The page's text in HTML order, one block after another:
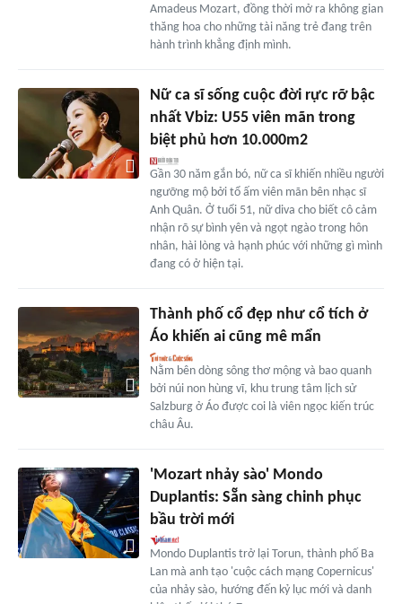
Amadeus Mozart, đồng thời mở ra không gian
thăng hoa cho những tài năng trẻ đang trên
hành trình khẳng định mình.
Nữ ca sĩ sống cuộc đời rực rỡ bậc
nhất Vbiz: U55 viên mãn trong
biệt phủ hơn 10.000m2
Gần 30 năm gắn bó, nữ ca sĩ khiến nhiều người
ngưỡng mộ bởi tổ ấm viên mãn bên nhạc sĩ
Anh Quân. Ở tuổi 51, nữ diva cho biết cô cảm
nhận rõ sự bình yên và ngọt ngào trong hôn
nhân, hài lòng và hạnh phúc với những gì mình
đang có ở hiện tại.
Thành phố cổ đẹp như cổ tích ở
Áo khiến ai cũng mê mẩn
Nằm bên dòng sông thơ mộng và bao quanh
bởi núi non hùng vĩ, khu trung tâm lịch sử
Salzburg ở Áo được coi là viên ngọc kiến trúc
châu Âu.
'Mozart nhảy sào' Mondo
Duplantis: Sẵn sàng chinh phục
bầu trời mới
Mondo Duplantis trở lại Torun, thành phố Ba
Lan mà anh tạo 'cuộc cách mạng Copernicus'
của nhảy sào, hướng đến kỷ lục mới và danh